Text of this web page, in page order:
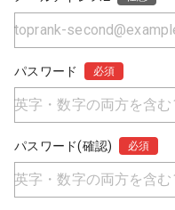
パスワード 必須
パスワード(確認) 必須